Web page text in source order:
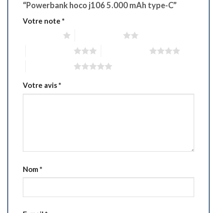
“Powerbank hoco j106 5.000 mAh type-C”
Votre note *
Votre avis*
Nom*